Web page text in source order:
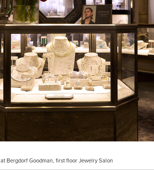
Bergdorf Goodman, first floor Jewelry Salon